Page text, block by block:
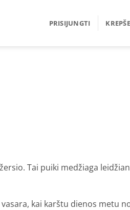
PRISIJUNGTI
Tai puiki medžiaga
kai karštu dienos metu